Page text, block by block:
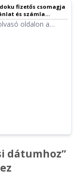
fizetős csomagja
és számla
Ondokuoldalon a
dátumhoz”